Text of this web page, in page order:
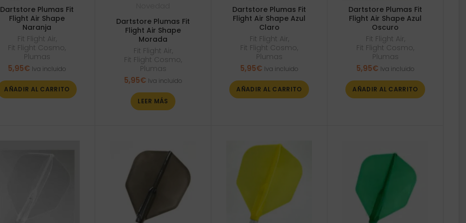
Dartstore Plumas Fit
Flight Air Shape
Naranja
Fit Flight Air ,
Fit Flight Cosmo,
Plumas
5,95€ Iva incluido
AÑADIR AL CARRITO
Dartstore Plumas Fit
Flight Air Shape
Morada
Fit Flight Air ,
Fit Flight Cosmo,
Plumas
5,95€ Iva incluido
LEER MÁS
Dartstore Plumas Fit
Flight Air Shape Azul
Claro
Fit Flight Air ,
Fit Flight Cosmo,
Plumas
5,95€ Iva incluido
AÑADIR AL CARRITO
Dartstore Plumas Fit
Flight Air Shape Azul
Oscuro
Fit Flight Air ,
Fit Flight Cosmo,
Plumas
5,95€ Iva incluido
AÑADIR AL CARRITO